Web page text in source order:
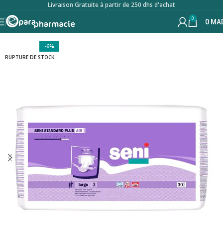
Livraison Gratuite à partir de 250 dhs d'achat
0 0
-6%
RUPTURE DE STOCK